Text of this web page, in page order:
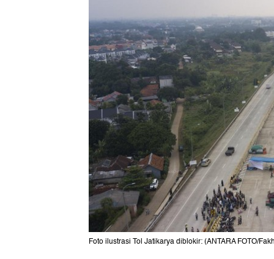
Foto ilustrasi Tol Jatikarya diblokir: (ANTARA FOTO/